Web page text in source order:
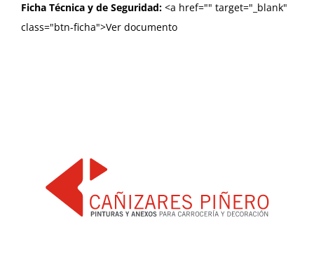
Ficha Técnica y de Seguridad: <a href="" target="_blank"
class="btn-ficha">Ver documento